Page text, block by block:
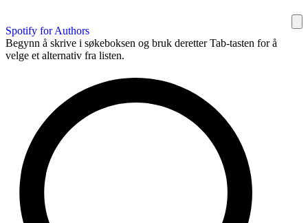
Spotify for Authors
Begynn å skrive i søkeboksen og bruk deretter Tab-tasten for å
velge et alternativ fra listen.